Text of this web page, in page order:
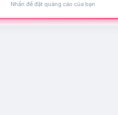
Nhấn để đặt quảng cáo của bạn